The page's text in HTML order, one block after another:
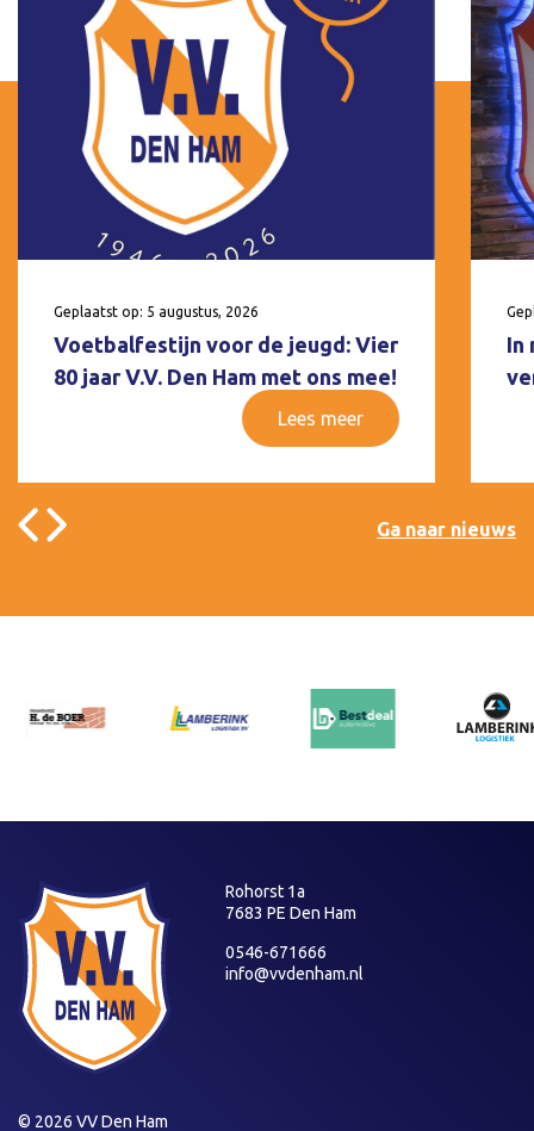
Geplaatst op: 5 augustus, 2026
Voetbalfestijn voor de jeugd: Vier
80 jaar V.V. Den Ham met ons mee!
Lees meer
In
Ga naar nieuws
Rohorst 1a
7683 PE Den Ham
0546-671666
info@vvdenham.nl
© 2026 VV Den Ham